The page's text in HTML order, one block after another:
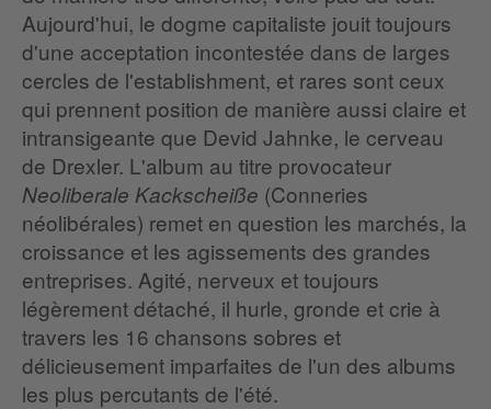
Aujourd'hui, le dogme capitaliste jouit toujours
d'une acceptation incontestée dans de larges
cercles de l'establishment, et rares sont ceux
qui prennent position de manière aussi claire et
intransigeante que Devid Jahnke, le cerveau
de Drexler. L'album au titre provocateur
Neoliberale Kackscheiße (Conneries
néolibérales) remet en question les marchés, la
croissance et les agissements des grandes
entreprises. Agité, nerveux et toujours
légèrement détaché, il hurle, gronde et crie à
travers les 16 chansons sobres et
délicieusement imparfaites de l'un des albums
les plus percutants de l'été.